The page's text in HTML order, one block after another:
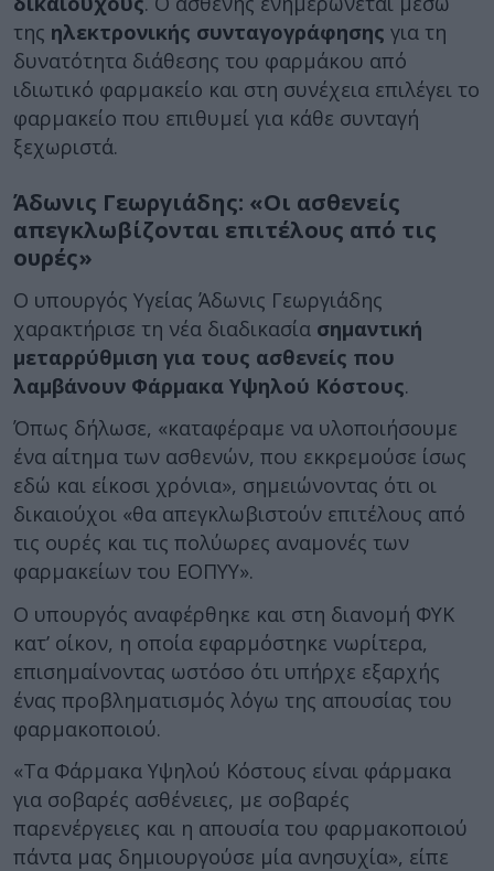
της ηλεκτρονικής συνταγογράφησης για τη
δυνατότητα διάθεσης του φαρμάκου από
ιδιωτικό φαρμακείο και στη συνέχεια επιλέγει το
φαρμακείο που επιθυμεί για κάθε συνταγή
ξεχωριστά.
Άδωνις Γεωργιάδης: «Οι ασθενείς
απεγκλωβίζονται επιτέλους από τις
ουρές»
Ο υπουργός Υγείας Άδωνις Γεωργιάδης
χαρακτήρισε τη νέα διαδικασία σημαντική
μεταρρύθμιση για τους ασθενείς που
λαμβάνουν Φάρμακα Υψηλού Κόστους.
Όπως δήλωσε, «καταφέραμε να υλοποιήσουμε
ένα αίτημα των ασθενών, που εκκρεμούσε ίσως
εδώ και είκοσι χρόνια», σημειώνοντας ότι οι
δικαιούχοι «θα απεγκλωβιστούν επιτέλους από
τις ουρές και τις πολύωρες αναμονές των
φαρμακείων του ΕΟΠΥΥ».
Ο υπουργός αναφέρθηκε και στη διανομή ΦΥΚ
κατ’ οίκον, η οποία εφαρμόστηκε νωρίτερα,
επισημαίνοντας ωστόσο ότι υπήρχε εξαρχής
ένας προβληματισμός λόγω της απουσίας του
φαρμακοποιού.
«Τα Φάρμακα Υψηλού Κόστους είναι φάρμακα
για σοβαρές ασθένειες, με σοβαρές
παρενέργειες και η απουσία του φαρμακοποιού
πάντα μας δημιουργούσε μία ανησυχία», είπε